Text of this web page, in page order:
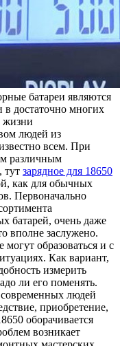
батареи являются
в достаточно многих
жизни
людей из
всем. При
различным
тут зарядное для 18650
как для обычных
Первоначально
батарей, очень даже
вполне заслужено.
образоваться и с
Как вариант,
измерить
ли его поменять.
людей
приобретение,
оборачивается
возникает